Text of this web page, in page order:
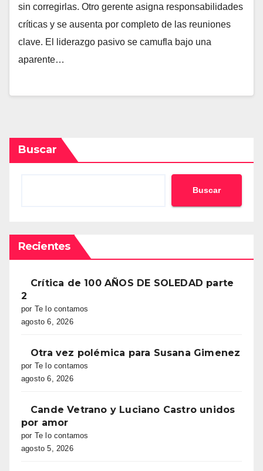
sin corregirlas. Otro gerente asigna responsabilidades
críticas y se ausenta por completo de las reuniones
clave. El liderazgo pasivo se camufla bajo una
aparente…
Buscar
Buscar
Recientes
Crítica de 100 AÑOS DE SOLEDAD parte
2
por Te lo contamos
agosto 6, 2026
Otra vez polémica para Susana Gimenez
por Te lo contamos
agosto 6, 2026
Cande Vetrano y Luciano Castro unidos
por amor
por Te lo contamos
agosto 5, 2026